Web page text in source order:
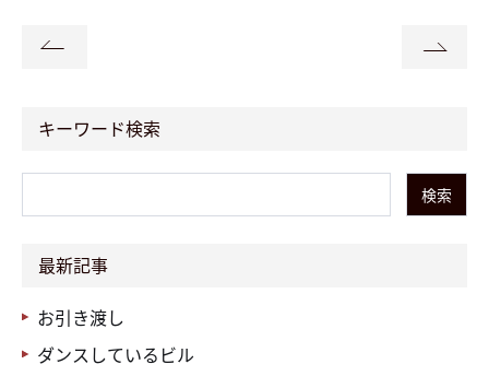
キーワード検索
検索
最新記事
お引き渡し
ダンスしているビル